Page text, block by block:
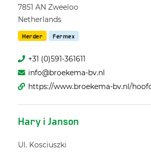
7851 AN Zweeloo
Netherlands
Herder Fermex
+31 (0)591-361611
info@broekema-bv.nl
https://www.broekema-bv.nl/
Hary i Janson
Ul. Kosciuszki